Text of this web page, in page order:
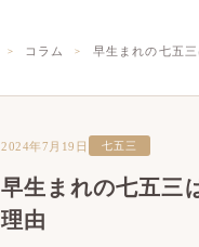
コラム 早生まれの七五
2024年7月19日 七五三
早生まれの七五三
理由